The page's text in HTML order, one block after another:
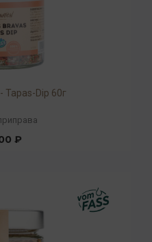
Tapas-Dip 60г
₽